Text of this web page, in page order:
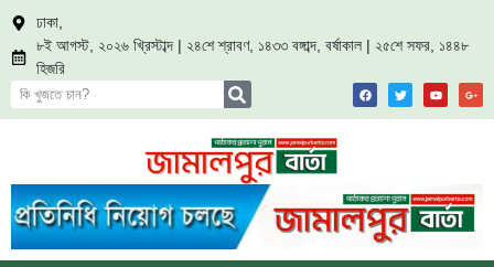
ঢাকা,
৮ই আগস্ট, ২০২৬ খ্রিস্টাব্দ | ২৪শে শ্রাবণ, ১৪৩৩ বঙ্গাব্দ, বর্ষাকাল | ২৫শে সফর, ১৪৪৮
হিজরি